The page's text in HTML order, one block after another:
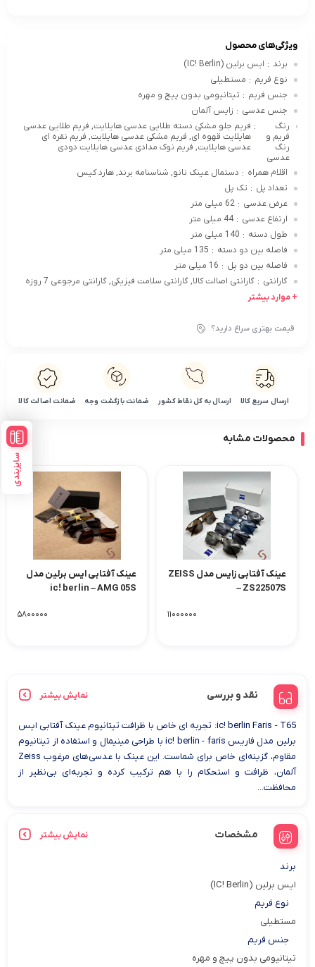
سایزبندی
ویژگی‌های محصول
برند : ایس برلین (IC! Berlin)
نوع فریم : مستطیلی
جنس فریم : تیتانیومی بدون پیچ و مهره
جنس عدسی : زایس آلمان
رنگ
فریم و
رنگ
عدسی
: فریم جلو مشکی دسته طلایی عدسی هایلایت, فریم طلایی عدسی
هایلایت قهوه ای, فریم مشکی عدسی هایلایت, فریم نقره ای
عدسی هایلایت, فریم نوک مدادی عدسی هایلایت دودی
اقلام همراه : دستمال عینک نانو, شناسنامه برند, هارد کیس
تعداد پل : تک پل
عرض عدسی : 62 میلی متر
ارتفاع عدسی : 44 میلی متر
طول دسته : 140 میلی متر
فاصله بین دو دسته : 135 میلی متر
فاصله بین دو پل : 16 میلی متر
گارانتی : گارانتی اصالت کالا, گارانتی سلامت فیزیکی, گارانتی مرجوعی 7 روزه
+ موارد بیشتر
قیمت بهتری سراغ دارید؟
ارسال سریع کالا ارسال به کل نقاط کشور ضمانت بازگشت وجه ضمانت اصالت کالا
محصولات مشابه
عینک آفتابی زایس مدل ZEISS
– ZS22507S
۱۱۰۰۰۰۰۰
عینک آفتابی ایس برلین مدل
ic! berlin – AMG 05S
۵۸۰۰۰۰۰
نقد و بررسی نمایش بیشتر
ic! berlin Faris - T65: تجربه ای خاص با ظرافت تیتانیوم عینک آفتابی ایس
برلین مدل فاریس ic! berlin - faris با طراحی مینیمال و استفاده از تیتانیوم
مقاوم، گزینه‌ای خاص برای شماست. این عینک با عدسی‌های مرغوب Zeiss
آلمان، ظرافت و استحکام را با هم ترکیب کرده و تجربه‌ای بی‌نظیر از
محافظت...
مشخصات نمایش بیشتر
برند
ایس برلین (IC! Berlin)
نوع فریم
مستطیلی
جنس فریم
تیتانیومی بدون پیچ و مهره